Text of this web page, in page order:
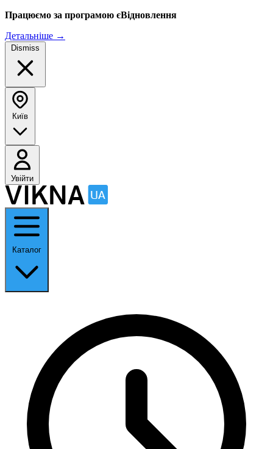
Працюємо за програмою єВідновлення
Детальніше →
Dismiss
Київ
Увійти
Каталог